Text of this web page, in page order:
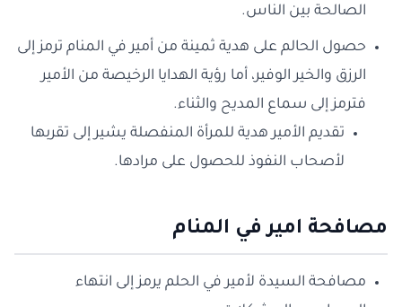
الصالحة بين الناس.
حصول الحالم على هدية ثمينة من أمير في المنام ترمز إلى
الرزق والخير الوفير، أما رؤية الهدايا الرخيصة من الأمير
فترمز إلى سماع المديح والثناء.
تقديم الأمير هدية للمرأة المنفصلة يشير إلى تقربها
لأصحاب النفوذ للحصول على مرادها.
مصافحة امير في المنام
مصافحة السيدة لأمير في الحلم يرمز إلى انتهاء